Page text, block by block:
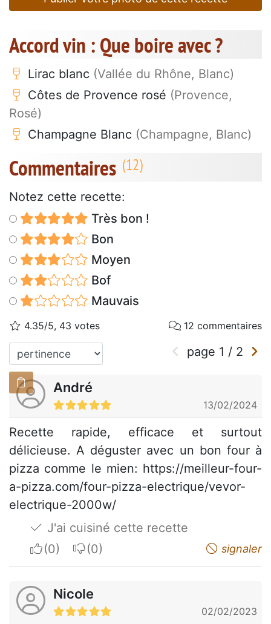
Accord vin : Que boire avec ?
Lirac blanc (Vallée du Rhône, Blanc)
Côtes de Provence rosé (Provence,
Rosé)
Champagne Blanc (Champagne, Blanc)
Commentaires
Notez cette recette:
Très bon !
Bon
Moyen
Bof
Mauvais
4.35/5, 43 votes 12 commentaires
page 1 / 2
André
13/02/2024
Recette rapide, efficace et surtout
délicieuse. A déguster avec un bon four à
pizza comme le mien: https://meilleur-four-
a-pizza.com/four-pizza-electrique/vevor-
electrique-2000w/
J'ai cuisiné cette recette
I apreciateI do not appreciate signaler
Nicole
02/02/2023